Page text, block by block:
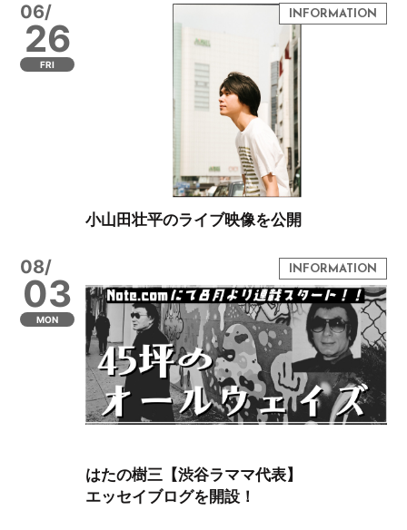
06/
26
FRI
小山田壮平のライブ映像を公開
08/
03
MON
はたの樹三【渋谷ラママ代表】
エッセイブログを開設！